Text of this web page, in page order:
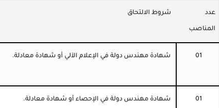
عدد
المناصب
شروط الالتحاق
01 شهادة مهندس دولة في الإعلام الآلي أو شهادة معادلة.
01 شهادة مهندس دولة في الإحصاء أو شهادة معادلة.